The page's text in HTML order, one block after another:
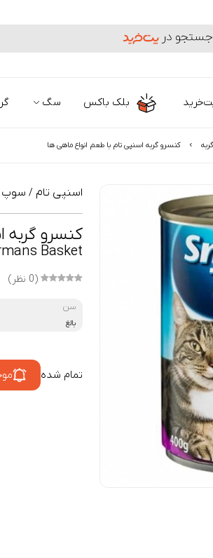
محصولات و برندها
بلک باکس سگ
کنسرو گربه اسنپی تام با طعم انواع ماهی ‌ها
اسنپی تام / سوپ
کنسرو گربه
Basket
(0 نظر)
سن
بالغ
تمام شده